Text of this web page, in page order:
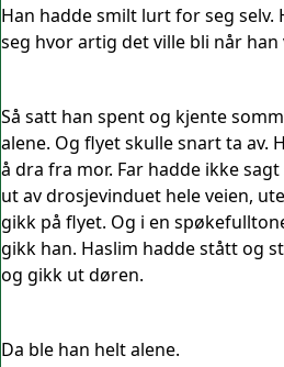
Han hadde smilt lurt for seg
seg hvor artig det ville bli når han
Så satt han spent og kjente
alene. Og flyet skulle snart ta av.
å dra fra mor. Far hadde ikke
ut av drosjevinduet hele veien,
gikk på flyet. Og i en
gikk han. Haslim hadde stått og
og gikk ut døren.
Da ble han helt alene.